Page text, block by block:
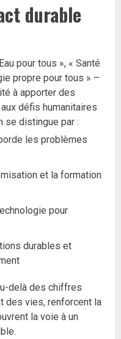
durable
pour tous », « Santé
propre pour tous » –
à apporter des
défis humanitaires
se distingue par :
les problèmes
et la formation
pour
durables et
delà des chiffres
des vies, renforcent la
la voie à un